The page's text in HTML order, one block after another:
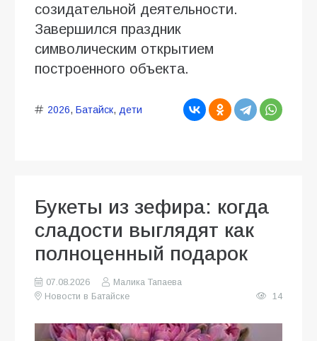
созидательной деятельности.
Завершился праздник
символическим открытием
построенного объекта.
2026, Батайск, дети
Букеты из зефира: когда
сладости выглядят как
полноценный подарок
07.08.2026
Малика Тапаева
Новости в Батайске
14